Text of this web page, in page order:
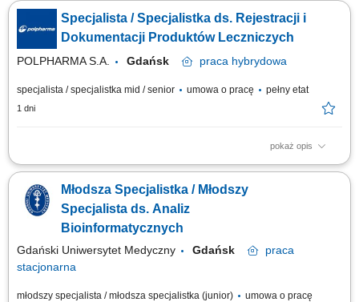
rejestracyjnej produktów leczniczych, prowadzenie procesów
rejestracyjnych zgodnie z przyjętą strategią i wymogami prawa,
współpraca z partnerami zagranicznymi oraz przedstawicielstwami firmy,
kontrola poprawności formalnej...
Specjalista / Specjalistka ds. Rejestracji i
Dokumentacji Produktów Leczniczych
POLPHARMA S.A. Gdańsk praca hybrydowa
specjalista / specjalistka mid / senior umowa o pracę pełny etat
1 dni
pokaż opis
Zakres obowiązków: przygotowywanie i opracowywanie dokumentacji
rejestracyjnych zgodnie z przyjętą strategią i wymogami prawa,
współpraca z partnerami zagranicznymi oraz przedstawicielstwami firmy,
kontrola poprawności formalnej...
Młodsza Specjalistka / Młodszy
Specjalista ds. Analiz
Bioinformatycznych
Gdański Uniwersytet Medyczny Gdańsk
praca
stacjonarna
młodszy specjalista / młodsza specjalistka (junior)
umowa o pracę